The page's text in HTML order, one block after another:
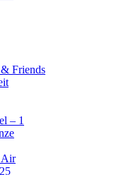
Friends
– 1
Air